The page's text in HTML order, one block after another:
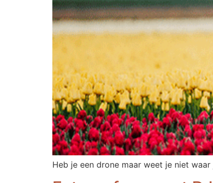
Heb je een drone maar weet je niet